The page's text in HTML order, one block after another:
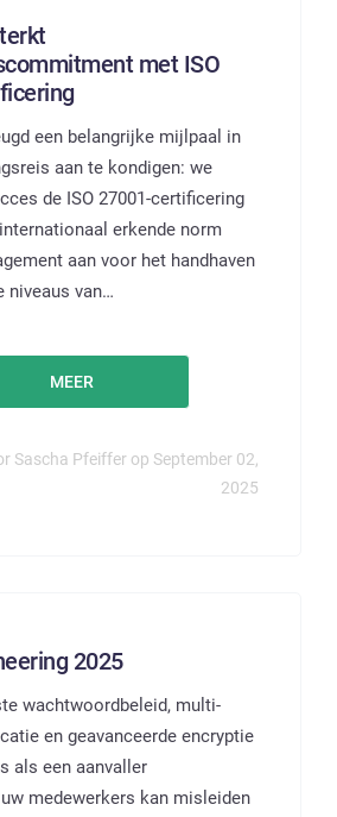
met ISO
een belangrijke mijlpaal in
aan te kondigen: we
de ISO 27001-certificering
erkende norm
aan voor het handhaven
niveaus van…
MEER
Sascha Pfeiffer op September 02,
2025
2025
wachtwoordbeleid, multi-
en geavanceerde encryptie
als een aanvaller
medewerkers kan misleiden